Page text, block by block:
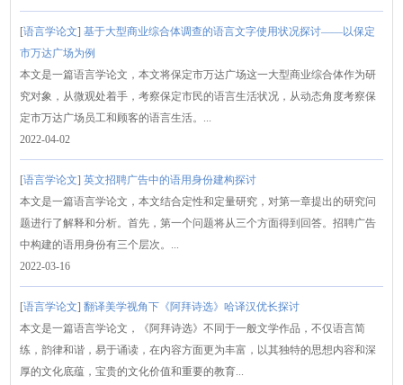
[语言学论文]基于大型商业综合体调查的语言文字使用状况探讨——以保定
市万达广场为例
本文是一篇语言学论文，本文将保定市万达广场这一大型商业综合体作为研
究对象，从微观处着手，考察保定市民的语言生活状况，从动态角度考察保
定市万达广场员工和顾客的语言生活。...
2022-04-02
[语言学论文]英文招聘广告中的语用身份建构探讨
本文是一篇语言学论文，本文结合定性和定量研究，对第一章提出的研究问
题进行了解释和分析。首先，第一个问题将从三个方面得到回答。招聘广告
中构建的语用身份有三个层次。...
2022-03-16
[语言学论文]翻译美学视角下《阿拜诗选》哈译汉优长探讨
本文是一篇语言学论文，《阿拜诗选》不同于一般文学作品，不仅语言简
练，韵律和谐，易于诵读，在内容方面更为丰富，以其独特的思想内容和深
厚的文化底蕴，宝贵的文化价值和重要的教育...